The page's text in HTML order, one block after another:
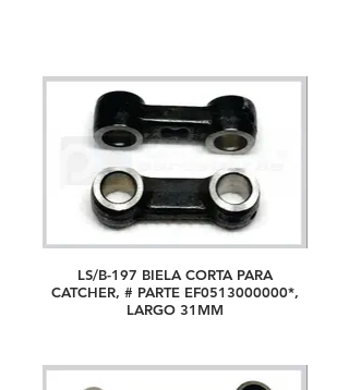
LS/B-197 BIELA CORTA PARA
CATCHER, # PARTE EF0513000000*,
LARGO 31MM